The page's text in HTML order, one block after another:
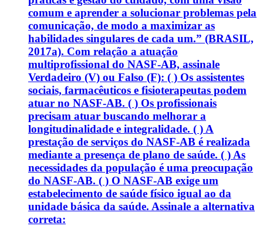
comum e aprender a solucionar problemas pela
comunicação, de modo a maximizar as
habilidades singulares de cada um.” (BRASIL,
2017a). Com relação a atuação
multiprofissional do NASF-AB, assinale
Verdadeiro (V) ou Falso (F): ( ) Os assistentes
sociais, farmacêuticos e fisioterapeutas podem
atuar no NASF-AB. ( ) Os profissionais
precisam atuar buscando melhorar a
longitudinalidade e integralidade. ( ) A
prestação de serviços do NASF-AB é realizada
mediante a presença de plano de saúde. ( ) As
necessidades da população é uma preocupação
do NASF-AB. ( ) O NASF-AB exige um
estabelecimento de saúde físico igual ao da
unidade básica da saúde. Assinale a alternativa
correta: